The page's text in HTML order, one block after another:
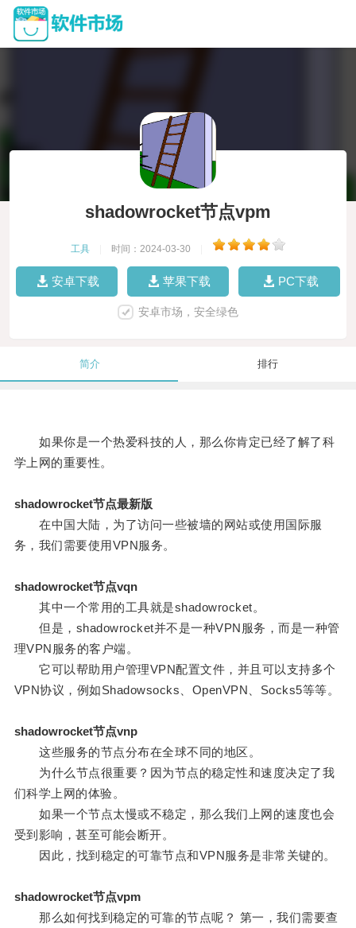
shadowrocket节点vpm
工具 时间：2024-03-30
安卓下载 苹果下载 PC下载
安卓市场，安全绿色
简介 排行
如果你是一个热爱科技的人，那么你肯定已经了解了科
学上网的重要性。
shadowrocket节点最新版
在中国大陆，为了访问一些被墙的网站或使用国际服
务，我们需要使用VPN服务。
shadowrocket节点vqn
其中一个常用的工具就是shadowrocket。
但是，shadowrocket并不是一种VPN服务，而是一种管
理VPN服务的客户端。
它可以帮助用户管理VPN配置文件，并且可以支持多个
VPN协议，例如Shadowsocks、OpenVPN、Socks5等等。
shadowrocket节点vnp
这些服务的节点分布在全球不同的地区。
为什么节点很重要？因为节点的稳定性和速度决定了我
们科学上网的体验。
如果一个节点太慢或不稳定，那么我们上网的速度也会
受到影响，甚至可能会断开。
因此，找到稳定的可靠节点和VPN服务是非常关键的。
shadowrocket节点vpm
那么如何找到稳定的可靠的节点呢？ 第一，我们需要查